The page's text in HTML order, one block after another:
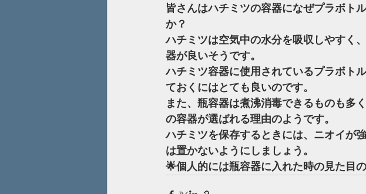
皆さんはハチミツの容器になぜプラボト
か？
ハチミツは空気中の水分を吸収しやすく
器が良いそうです。
ハチミツ容器に使用されているプラボト
ておくにはとても良いのです。
また、瓶容器は煮沸消毒できるものも多
の容器が選ばれる理由のようです。
ハチミツを保存するときには、ニオイが
は置かないようにしましょう。
🌟個人的には瓶容器に入れた時の見た目